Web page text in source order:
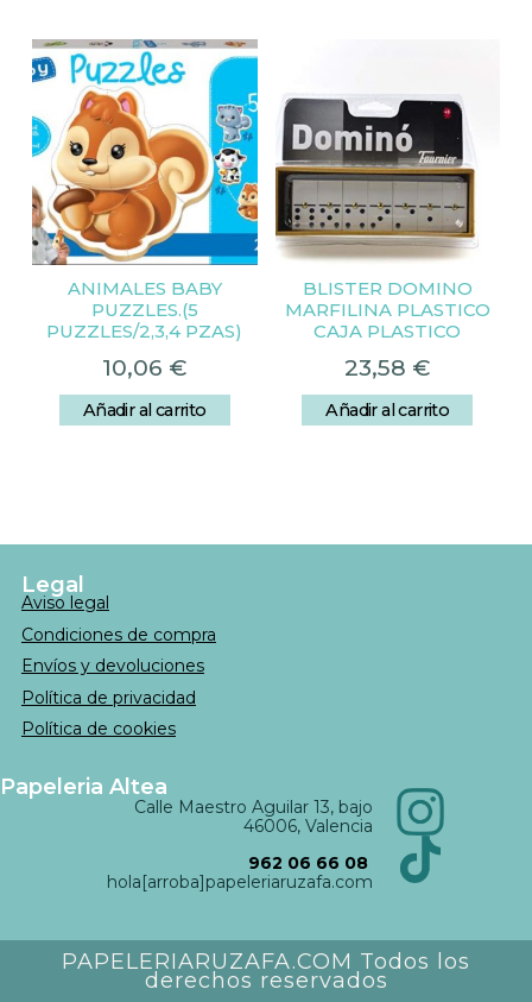
ANIMALES BABY
PUZZLES.(5
PUZZLES/2,3,4 PZAS)
10,06 €
Añadir al carrito
BLISTER DOMINO
MARFILINA PLASTICO
CAJA PLASTICO
23,58 €
Añadir al carrito
Legal
Aviso legal
Condiciones de compra
Envíos y devoluciones
Política de privacidad
Política de cookies
Papeleria Altea
Calle Maestro Aguilar 13, bajo
46006, Valencia
962 06 66 08
hola[arroba]papeleriaruzafa.com
PAPELERIARUZAFA.COM Todos los
derechos reservados